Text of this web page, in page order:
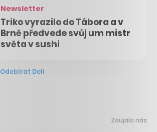
Newsletter
Triko vyrazilo do Tábora a v
Brně předvede svůj um mistr
světa v sushi
Odebírat Deli
Zaujalo nás